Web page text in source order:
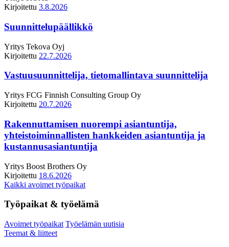
Kirjoitettu 3.8.2026
Suunnittelupäällikkö
Yritys Tekova Oyj
Kirjoitettu 22.7.2026
Vastuusuunnittelija, tietomallintava suunnittelija
Yritys FCG Finnish Consulting Group Oy
Kirjoitettu 20.7.2026
Rakennuttamisen nuorempi asiantuntija,
yhteistoiminnallisten hankkeiden asiantuntija ja
kustannusasiantuntija
Yritys Boost Brothers Oy
Kirjoitettu 18.6.2026
Kaikki avoimet työpaikat
Työpaikat & työelämä
Avoimet työpaikat Työelämän uutisia
Teemat & liitteet